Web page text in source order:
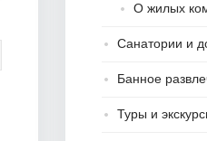
О жилых
Санатории и
Банное
Туры и